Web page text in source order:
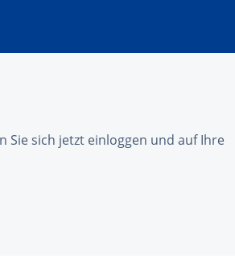
Sie sich jetzt einloggen und auf Ihre